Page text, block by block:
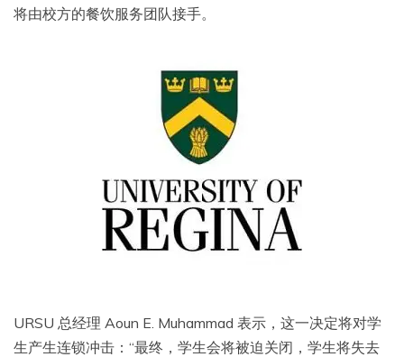
将由校方的餐饮服务团队接手。
URSU 总经理 Aoun E. Muhammad 表示，这一决定将对学
生产生连锁冲击：“最终，学生会将被迫关闭，学生将失去